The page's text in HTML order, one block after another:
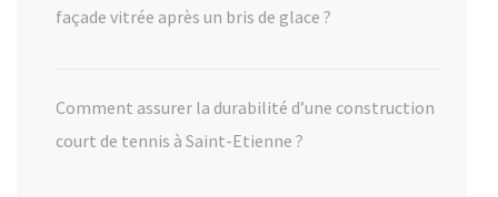
façade vitrée après un bris de glace ?
Comment assurer la durabilité d’une construction
court de tennis à Saint-Etienne ?